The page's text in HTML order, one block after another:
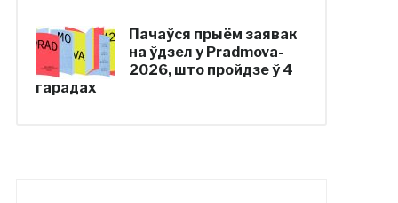
Пачаўся прыём заявак
на ўдзел у Pradmova-
2026, што пройдзе ў 4
гарадах